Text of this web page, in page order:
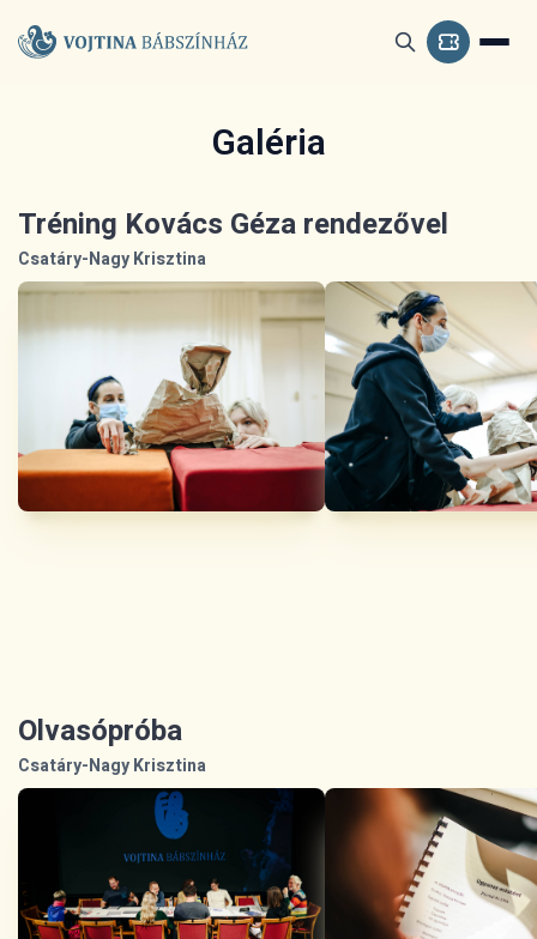
Galéria
Tréning Kovács Géza rendezővel
Csatáry-Nagy Krisztina
Olvasópróba
Csatáry-Nagy Krisztina